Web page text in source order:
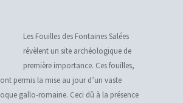
Les Fouilles des Fontaines Salées
révèlent un site archéologique de
première importance. Ces fouilles,
permis la mise au jour d’un vaste
gallo-romaine. Ceci dû à la présence